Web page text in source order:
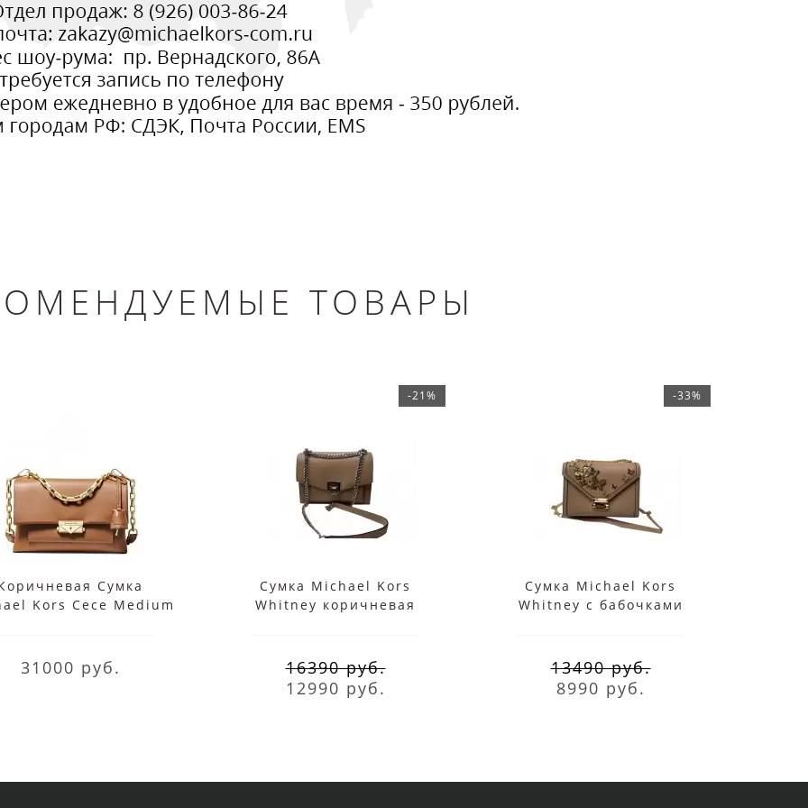
ТОВАРЫ
Сумка
Kors Сесе Medium
31000 руб.
-21%
Сумка Michael Kors
Whitney коричневая
16390 руб.
12990 руб.
-33%
Сумка Michael Kors
Whitney с бабочками
13490 руб.
8990 руб.